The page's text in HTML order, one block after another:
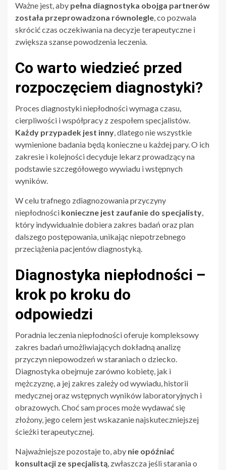
Ważne jest, aby pełna diagnostyka obojga partnerów
została przeprowadzona równolegle, co pozwala
skrócić czas oczekiwania na decyzje terapeutyczne i
zwiększa szanse powodzenia leczenia.
Co warto wiedzieć przed
rozpoczęciem diagnostyki?
Proces diagnostyki niepłodności wymaga czasu,
cierpliwości i współpracy z zespołem specjalistów.
Każdy przypadek jest inny, dlatego nie wszystkie
wymienione badania będą konieczne u każdej pary. O ich
zakresie i kolejności decyduje lekarz prowadzący na
podstawie szczegółowego wywiadu i wstępnych
wyników.
W celu trafnego zdiagnozowania przyczyny
niepłodności konieczne jest zaufanie do specjalisty,
który indywidualnie dobiera zakres badań oraz plan
dalszego postępowania, unikając niepotrzebnego
przeciążenia pacjentów diagnostyką.
Diagnostyka niepłodności –
krok po kroku do
odpowiedzi
Poradnia leczenia niepłodności oferuje kompleksowy
zakres badań umożliwiających dokładną analizę
przyczyn niepowodzeń w staraniach o dziecko.
Diagnostyka obejmuje zarówno kobietę, jak i
mężczyznę, a jej zakres zależy od wywiadu, historii
medycznej oraz wstępnych wyników laboratoryjnych i
obrazowych. Choć sam proces może wydawać się
złożony, jego celem jest wskazanie najskuteczniejszej
ścieżki terapeutycznej.
Najważniejsze pozostaje to, aby nie opóźniać
konsultacji ze specjalistą, zwłaszcza jeśli starania o